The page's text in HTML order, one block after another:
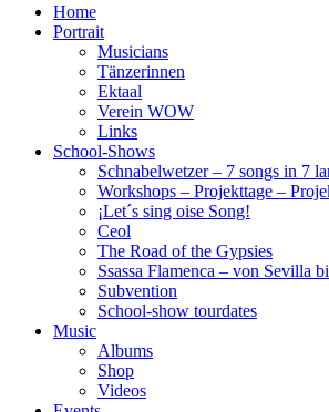
Home
Portrait
Musicians
Tänzerinnen
Ektaal
Verein WOW
Links
School-Shows
Schnabelwetzer – 7 songs in 7
Workshops – Projekttage –
¡Let´s sing oise Song!
Ceol
The Road of the Gypsies
Ssassa Flamenca – von Sevilla
Subvention
School-show tourdates
Music
Albums
Shop
Videos